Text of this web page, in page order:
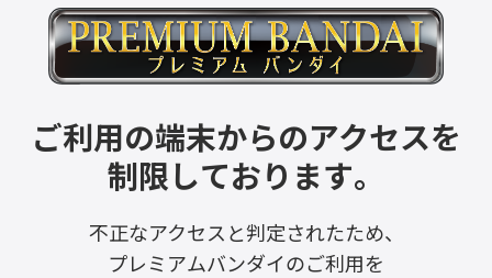
ご利用の端末からのアクセスを
制限しております。
不正なアクセスと判定されたため、
プレミアムバンダイのご利用を